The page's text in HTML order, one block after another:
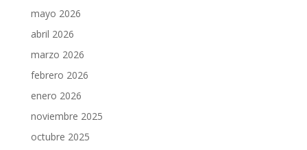
mayo 2026
abril 2026
marzo 2026
febrero 2026
enero 2026
noviembre 2025
octubre 2025